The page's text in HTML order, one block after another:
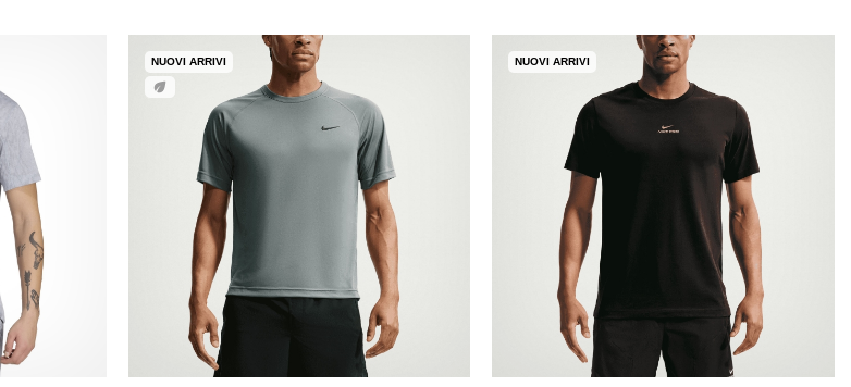
NUOVI ARRIVI NUOVI ARRIVI